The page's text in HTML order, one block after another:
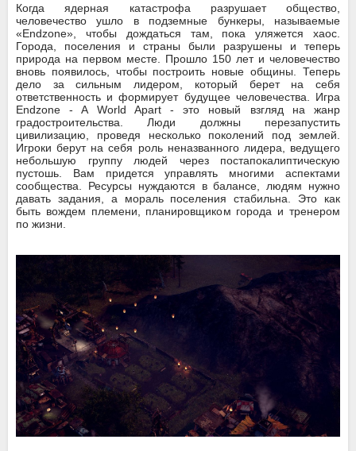
Когда ядерная катастрофа разрушает общество,
человечество ушло в подземные бункеры, называемые
«Endzone», чтобы дождаться там, пока уляжется хаос.
Города, поселения и страны были разрушены и теперь
природа на первом месте. Прошло 150 лет и человечество
вновь появилось, чтобы построить новые общины. Теперь
дело за сильным лидером, который берет на себя
ответственность и формирует будущее человечества. Игра
Endzone - A World Apart - это новый взгляд на жанр
градостроительства. Люди должны перезапустить
цивилизацию, проведя несколько поколений под землей.
Игроки берут на себя роль неназванного лидера, ведущего
небольшую группу людей через постапокалиптическую
пустошь. Вам придется управлять многими аспектами
сообщества. Ресурсы нуждаются в балансе, людям нужно
давать задания, а мораль поселения стабильна. Это как
быть вождем племени, планировщиком города и тренером
по жизни.